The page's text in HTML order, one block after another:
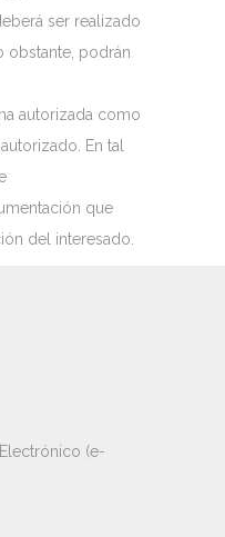
ser realizado
obstante, podrán
autorizada como
En tal
que
del interesado.
(e-